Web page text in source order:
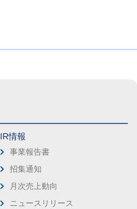
IR情報
事業報告書
招集通知
月次売上動向
ニュースリリース